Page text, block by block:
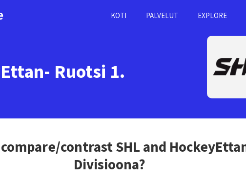
KOTI PALVELUT EXPLORE
Ruotsi 1.
contrastSHL and
Divisioona?